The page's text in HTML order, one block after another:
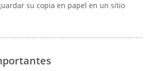
la funcionalidad de e-sign
de Rocket Lawyer, las
y que les vincula
su copia en papel en un sitio